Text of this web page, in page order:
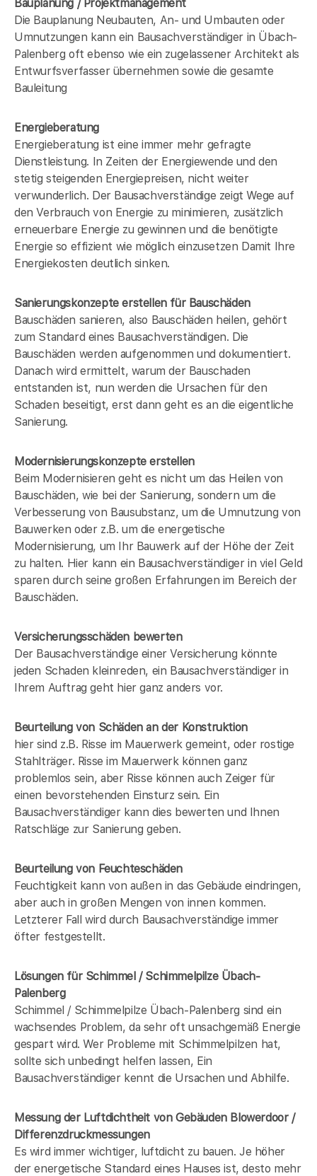
Bauplanung / Projektmanagement
Die Bauplanung Neubauten, An- und Umbauten oder
Umnutzungen kann ein Bausachverständiger in Übach-
Palenberg oft ebenso wie ein zugelassener Architekt als
Entwurfsverfasser übernehmen sowie die gesamte
Bauleitung
Energieberatung
Energieberatung ist eine immer mehr gefragte
Dienstleistung. In Zeiten der Energiewende und den
stetig steigenden Energiepreisen, nicht weiter
verwunderlich. Der Bausachverständige zeigt Wege auf
den Verbrauch von Energie zu minimieren, zusätzlich
erneuerbare Energie zu gewinnen und die benötigte
Energie so effizient wie möglich einzusetzen Damit Ihre
Energiekosten deutlich sinken.
Sanierungskonzepte erstellen für Bauschäden
Bauschäden sanieren, also Bauschäden heilen, gehört
zum Standard eines Bausachverständigen. Die
Bauschäden werden aufgenommen und dokumentiert.
Danach wird ermittelt, warum der Bauschaden
entstanden ist, nun werden die Ursachen für den
Schaden beseitigt, erst dann geht es an die eigentliche
Sanierung.
Modernisierungskonzepte erstellen
Beim Modernisieren geht es nicht um das Heilen von
Bauschäden, wie bei der Sanierung, sondern um die
Verbesserung von Bausubstanz, um die Umnutzung von
Bauwerken oder z.B. um die energetische
Modernisierung, um Ihr Bauwerk auf der Höhe der Zeit
zu halten. Hier kann ein Bausachverständiger in viel Geld
sparen durch seine großen Erfahrungen im Bereich der
Bauschäden.
Versicherungsschäden bewerten
Der Bausachverständige einer Versicherung könnte
jeden Schaden kleinreden, ein Bausachverständiger in
Ihrem Auftrag geht hier ganz anders vor.
Beurteilung von Schäden an der Konstruktion
hier sind z.B. Risse im Mauerwerk gemeint, oder rostige
Stahlträger. Risse im Mauerwerk können ganz
problemlos sein, aber Risse können auch Zeiger für
einen bevorstehenden Einsturz sein. Ein
Bausachverständiger kann dies bewerten und Ihnen
Ratschläge zur Sanierung geben.
Beurteilung von Feuchteschäden
Feuchtigkeit kann von außen in das Gebäude eindringen,
aber auch in großen Mengen von innen kommen.
Letzterer Fall wird durch Bausachverständige immer
öfter festgestellt.
Lösungen für Schimmel / Schimmelpilze Übach-
Palenberg
Schimmel / Schimmelpilze Übach-Palenberg sind ein
wachsendes Problem, da sehr oft unsachgemäß Energie
gespart wird. Wer Probleme mit Schimmelpilzen hat,
sollte sich unbedingt helfen lassen, Ein
Bausachverständiger kennt die Ursachen und Abhilfe.
Messung der Luftdichtheit von Gebäuden Blowerdoor /
Differenzdruckmessungen
Es wird immer wichtiger, luftdicht zu bauen. Je höher
der energetische Standard eines Hauses ist, desto mehr